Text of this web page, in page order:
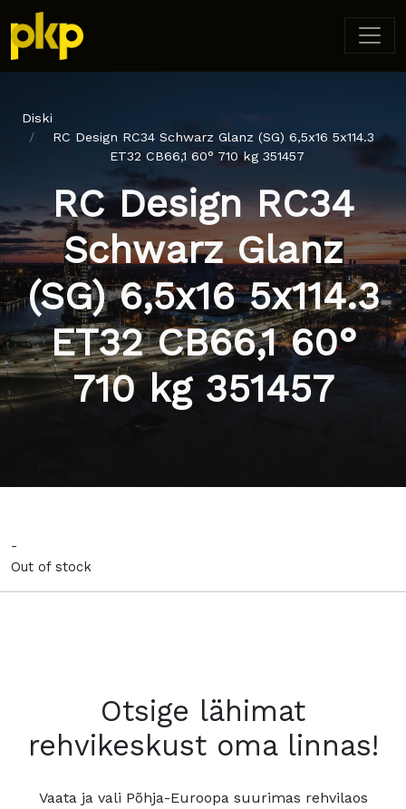
Diski
RC Design RC34 Schwarz Glanz (SG) 6,5x16 5x114.3
ET32 CB66,1 60° 710 kg 351457
RC Design RC34
Schwarz Glanz
(SG) 6,5x16 5x114.3
ET32 CB66,1 60°
710 kg 351457
-
Out of stock
Otsige lähimat
rehvikeskust oma linnas!
Vaata ja vali Põhja-Euroopa suurimas rehvilaos